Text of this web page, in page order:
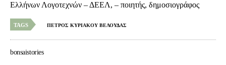
Ελλήνων Λογοτεχνών – ΔΕΕΛ, – ποιητής, δημοσιογράφος
TAGS ΠΕΤΡΟΣ ΚΥΡΙΑΚΟΥ ΒΕΛΟΥΔΑΣ
bonsaistories